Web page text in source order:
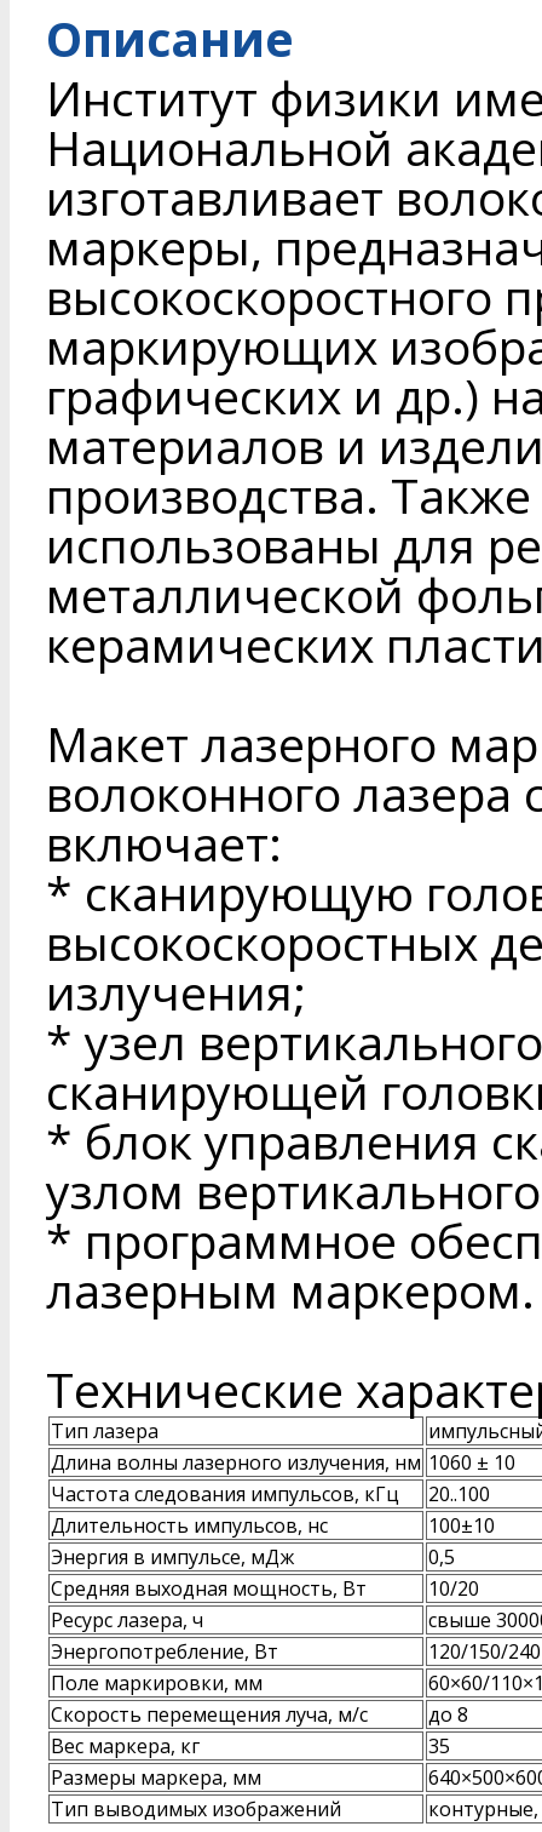
Описание
Институт физики
Национальной
изготавливает
маркеры,
высокоскоростного
маркирующих
графических и др.)
материалов и
производства.
использованы для
металлической
керамических
Макет лазерного
волоконного
включает:
* сканирующую
высокоскоростных
излучения;
* узел
сканирующей
* блок управления
узлом
* программное
лазерным маркером.
Технические
Тип лазера
Длина волны лазерного излучения, нм 1060 ± 10
Частота следования импульсов, кГц
20..100
Длительность импульсов, нс
100±10
Энергия в импульсе, мДж
0,5
Средняя выходная мощность, Вт
10/20
Ресурс лазера, ч
свыше
Энергопотребление, Вт
120/150/240
Поле маркировки, мм
60×60/
Скорость перемещения луча, м/с
до 8
Вес маркера, кг
35
Размеры маркера, мм
Тип выводимых изображений